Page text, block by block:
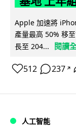
Apple 加速將
產量最高 50% 移
長至 204...
閱讀
512 237 ↗
人工智能